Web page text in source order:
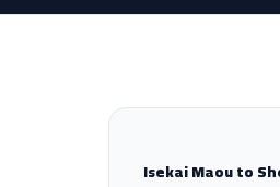
Isekai Maou to